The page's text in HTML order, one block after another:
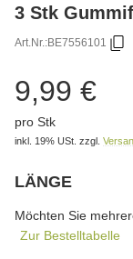
3 Stk
Art.Nr.:BE7556101
9,99 €
pro Stk
inkl. 19% USt. zzgl.
LÄNGE
Möchten Sie
Zur Bestelltabelle